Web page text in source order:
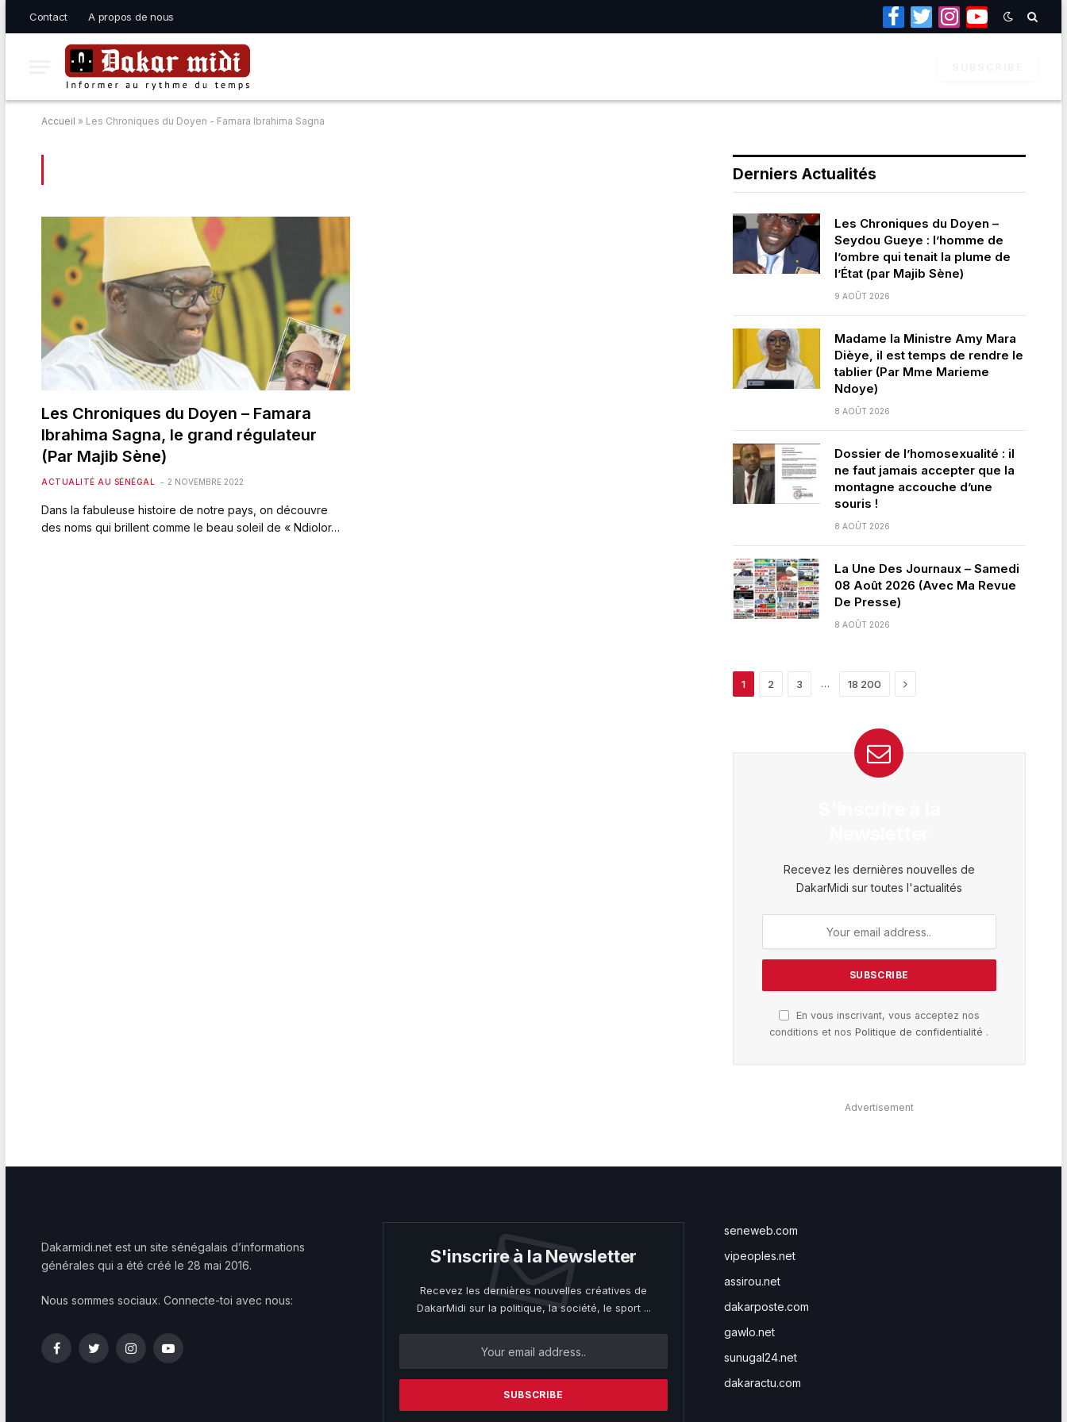
Contact A propos de nous
Facebook
TwitterInstagramYouTube
Accueil » Les Chroniques du Doyen - Famara Ibrahima Sagna
Les Chroniques du Doyen – Famara
Ibrahima Sagna, le grand régulateur
(Par Majib Sène)
ACTUALITÉ AU SÉNÉGAL 2 NOVEMBRE 2022
Dans la fabuleuse histoire de notre pays, on découvre
des noms qui brillent comme le beau soleil de « Ndiolor…
Derniers Actualités
Les Chroniques du Doyen –
Seydou Gueye : l’homme de
l’ombre qui tenait la plume de
l’État (par Majib Sène)
9 AOÛT 2026
Madame la Ministre Amy Mara
Dièye, il est temps de rendre le
tablier (Par Mme Marieme
Ndoye)
8 AOÛT 2026
Dossier de l’homosexualité : il
ne faut jamais accepter que la
montagne accouche d’une
souris !
8 AOÛT 2026
La Une Des Journaux – Samedi
08 Août 2026 (Avec Ma Revue
De Presse)
8 AOÛT 2026
1 2 3 … 18 200 Next
Recevez les dernières nouvelles de
DakarMidi sur toutes l'actualités
En vous inscrivant, vous acceptez nos
conditions et nosPolitique de confidentialité .
Advertisement
Dakarmidi.net est un site sénégalais d’informations
générales qui a été créé le 28 mai 2016.
Nous sommes sociaux. Connecte-toi avec nous:
FacebookTwitterInstagramYouTube
S'inscrire à la Newsletter
Recevez les dernières nouvelles créatives de
DakarMidi sur la politique, la société, le sport ...
seneweb.com
vipeoples.net
assirou.net
dakarposte.com
gawlo.net
sunugal24.net
dakaractu.com